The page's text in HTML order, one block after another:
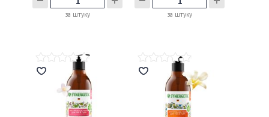
за штуку за штуку